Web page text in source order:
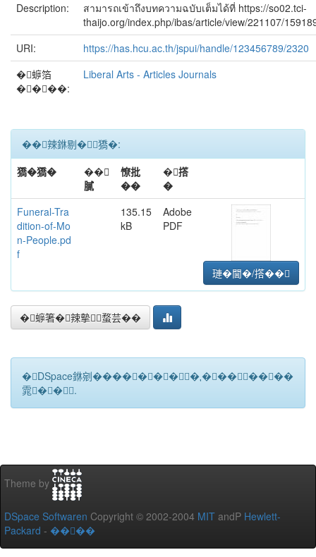
Description:
สามารถเข้าถึงบทความฉบับเต็มได้ที่ https://so02.tci-
thaijo.org/index.php/ibas/article/view/221107/
URI:
https://has.hcu.ac.th/jspui/handle/123456789/2320
�蝷箔
����:
Liberal Arts - Articles Journals
��辣銝剔�﹝獢�:
獢�獢�
��
膩
憭批
��
�撘
�
Funeral-Tra
dition-of-Mo
n-People.pd
f
135.15
kB
Adobe
PDF
璉�閫�/撘��
�蝷箸�辣摰蝥芸��
�DSpace銝剜�������★��������
雿��.
Theme by
DSpace Softwaren Copyright © 2002-2004 MIT andP Hewlett-
Packard - ����